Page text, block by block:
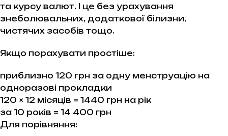
та курсу валют. І це без урахування
знеболювальних, додаткової білизни,
чистячих засобів тощо.
Якщо порахувати простіше:
приблизно 120 грн за одну менструацію на
одноразові прокладки
120 × 12 місяців = 1440 грн на рік
за 10 років = 14 400 грн
Для порівняння: